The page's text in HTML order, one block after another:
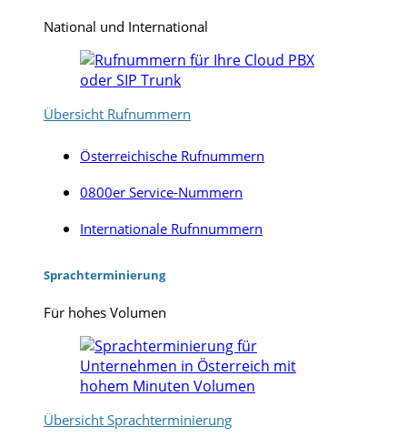
National und International
Übersicht Rufnummern
Österreichische Rufnummern
0800er Service-Nummern
Internationale Rufnnummern
Sprachterminierung
Für hohes Volumen
Übersicht Sprachterminierung